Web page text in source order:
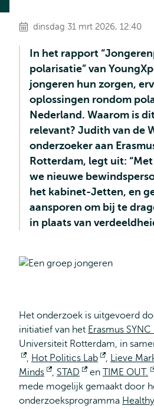
dinsdag 31 mrt 2026, 12:40
In het rapport
polarisatie” van
jongeren hun zorgen,
oplossingen rondom
Nederland. Waarom is
relevant? Judith van de
onderzoeker aan
Rotterdam, legt uit:
we nieuwe
het kabinet-Jetten, en
aansporen om bij te
in plaats van
Het onderzoek is uitgevoerd
initiatief van het Erasmus SYNC
Universiteit Rotterdam, in
Opent
extern
, Hot Politics Lab
Opent
extern
, Lieve
Minds
Opent
extern
, STAD
Opent
extern
en TIME OUT.
mede mogelijk gemaakt door
onderzoeksprogramma